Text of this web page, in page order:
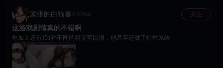
紧张的白猫 常驻玩家 关注
这游戏剧情真的不错啊
外加上还有151种不同的精灵可以抓，他甚至还做了特性系统